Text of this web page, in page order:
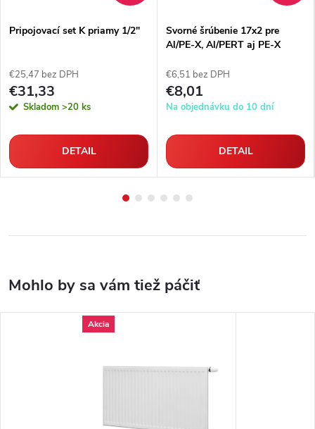
Pripojovací set K priamy 1/2"
€25,47 bez DPH
€31,33
Skladom >20 ks
DETAIL
Svorné šrúbenie 17x2 pre
Al/PE-X, Al/PERT aj PE-X
€6,51 bez DPH
€8,01
Na objednávku do 10 dní
DETAIL
Akcia